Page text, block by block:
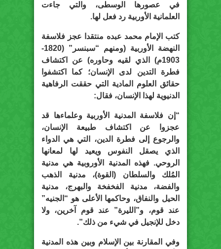
في عصورها الوسطى، والتي جاءت
العلمانية الأوربية رد فعل لها.
كتب الإمام محمد عبده منتقدا عجز فلاسفة
النهضة الأوربية (ومنهم “سبنسر” (1820-
1903م) الذي لقيه وحاوره) عن اكتشاف
فطرة التدين لدى الإنسان؛ كما اكتشفوا
حقائق العلوم المادية التي حققت الرفاهية
الدنيوية لهذا الإنسان، فقال:
“إن فلاسفة المدنية الأوربية وعلماءها قد
عجزوا عن اكتشاف طبيعة الإنسان،
والرجوع إلى فطرة الدين، التي هي الدواء
الذي يصقل النفوس ويعيد لها لمعانها
الروحي. فهذه المدنية الأوروبية هي مدنية
المُلك والسلطان (القوة)، مدنية الذهب
والفضة، مدنية الفخفخة والبهرج، مدنية
الحيل والنفاق، وحاكمها الأعلى هو “الجنيه”
عند قوم، و”الليرة” عند قوم آخرين، ولا
دخل للإنجيل في شيء من ذلك”.
وفي المقارنة بين الإسلام وبين هذه المدنية